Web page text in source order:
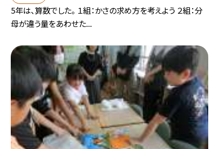
5年は、算数でした。 １組：かさの求め方を考えよう ２組：分
母が違う量をあわせた...